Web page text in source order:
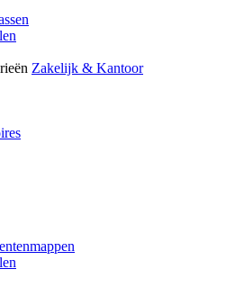
Zakelijk & Kantoor